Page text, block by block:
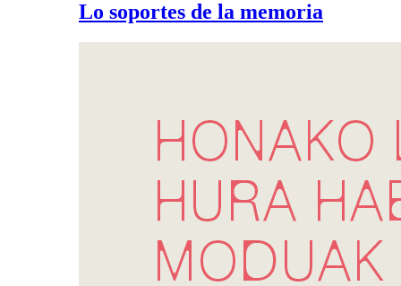
Lo soportes de la memoria